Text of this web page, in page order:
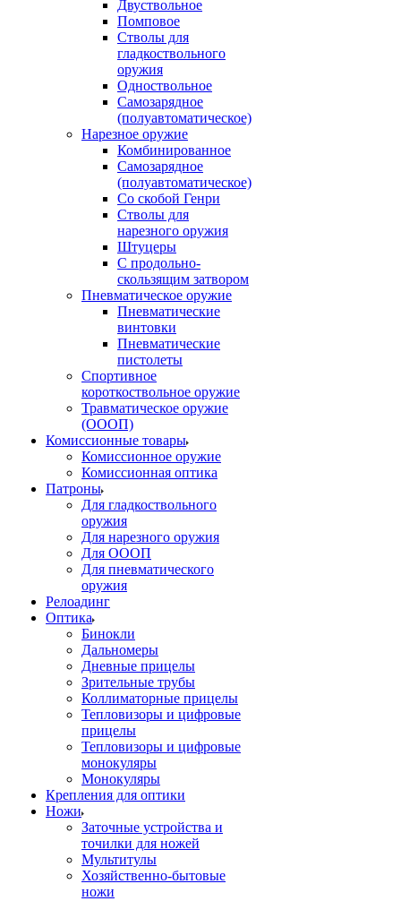
Двуствольное
Помповое
Стволы для
гладкоствольного
оружия
Одноствольное
Самозарядное
(полуавтоматическое)
Нарезное оружие
Комбинированное
Самозарядное
(полуавтоматическое)
Со скобой Генри
Стволы для
нарезного оружия
Штуцеры
С продольно-
скользящим затвором
Пневматическое оружие
Пневматические
винтовки
Пневматические
пистолеты
Спортивное
короткоствольное оружие
Травматическое оружие
(ОООП)
Комиссионные товары
Комиссионное оружие
Комиссионная оптика
Патроны
Для гладкоствольного
оружия
Для нарезного оружия
Для ОООП
Для пневматического
оружия
Релоадинг
Оптика
Бинокли
Дальномеры
Дневные прицелы
Зрительные трубы
Коллиматорные прицелы
Тепловизоры и цифровые
прицелы
Тепловизоры и цифровые
монокуляры
Монокуляры
Крепления для оптики
Ножи
Заточные устройства и
точилки для ножей
Мультитулы
Хозяйственно-бытовые
ножи